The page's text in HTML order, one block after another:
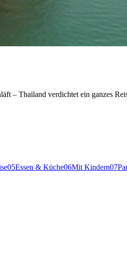
– Thailand verdichtet ein ganzes
05Essen & Küche06Mit Kindern07